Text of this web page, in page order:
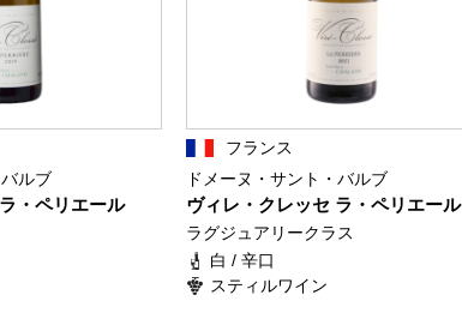
ルブ
・ペリエール
フランス
ドメーヌ・サント・バルブ
ヴィレ・クレッセ ラ・ペリエール
ラグジュアリークラス
白 / 辛口
スティルワイン